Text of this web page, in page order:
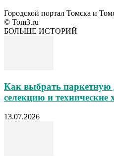
Городской портал Томска и
© Tom3.ru
БОЛЬШЕ ИСТОРИЙ
Как выбрать паркетную
селекцию и технические
13.07.2026